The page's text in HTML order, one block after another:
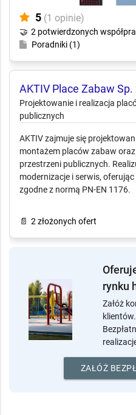
5 (1 opinie)
🤝 2 potwierdzonych
Poradniki (1)
AKTIV
Sp.k.
Projektowanie i realizacja
publicznych
AKTIV zajmuje się
montażem placów zabaw oraz
przestrzeni publicznych.
modernizacje i serwis,
rynku
Załóż
klientów.